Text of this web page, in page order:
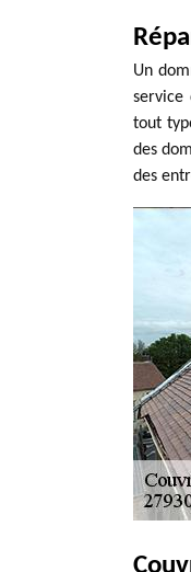
Un
service
tout
des
des